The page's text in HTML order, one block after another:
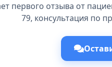
первого отзыва от
79, консультация по